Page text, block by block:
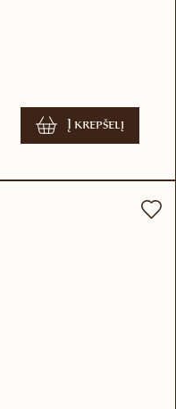
Į krepšelį